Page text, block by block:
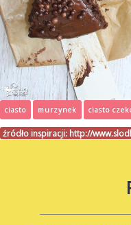
ciasto murzynek ciasto
źródło inspiracji: http://